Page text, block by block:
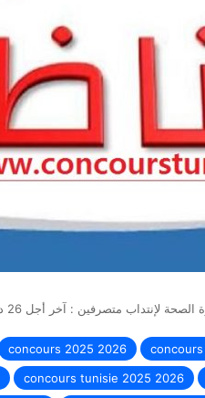
لإنتداب متصرفين : آخر أجل 26 ديسمبر 2025
concours 2025 2026
concours tunisie 2025 2026